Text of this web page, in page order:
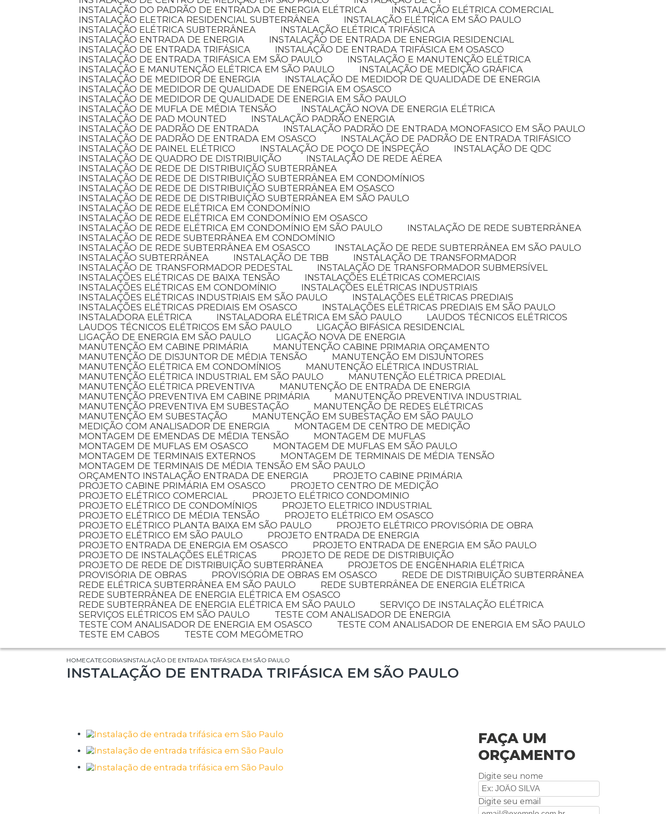
INSTALAÇÃO DO PADRÃO DE ENTRADA DE ENERGIA ELÉTRICA
INSTALAÇÃO ELÉTRICA COMERCIAL
INSTALAÇÃO ELETRICA RESIDENCIAL SUBTERRÂNEA
INSTALAÇÃO ELÉTRICA EM SÃO PAULO
INSTALAÇÃO ELÉTRICA SUBTERRÂNEA
INSTALAÇÃO ELÉTRICA TRIFÁSICA
INSTALAÇÃO ENTRADA DE ENERGIA
INSTALAÇÃO DE ENTRADA DE ENERGIA RESIDENCIAL
INSTALAÇÃO DE ENTRADA TRIFÁSICA
INSTALAÇÃO DE ENTRADA TRIFÁSICA EM OSASCO
INSTALAÇÃO DE ENTRADA TRIFÁSICA EM SÃO PAULO
INSTALAÇÃO E MANUTENÇÃO ELÉTRICA
INSTALAÇÃO E MANUTENÇÃO ELÉTRICA EM SÃO PAULO
INSTALAÇÃO DE MEDIÇÃO GRÁFICA
INSTALAÇÃO DE MEDIDOR DE ENERGIA
INSTALAÇÃO DE MEDIDOR DE QUALIDADE DE ENERGIA
INSTALAÇÃO DE MEDIDOR DE QUALIDADE DE ENERGIA EM OSASCO
INSTALAÇÃO DE MEDIDOR DE QUALIDADE DE ENERGIA EM SÃO PAULO
INSTALAÇÃO DE MUFLA DE MÉDIA TENSÃO
INSTALAÇÃO NOVA DE ENERGIA ELÉTRICA
INSTALAÇÃO DE PAD MOUNTED
INSTALAÇÃO PADRÃO ENERGIA
INSTALAÇÃO DE PADRÃO DE ENTRADA
INSTALAÇÃO PADRÃO DE ENTRADA MONOFASICO EM SÃO PAULO
INSTALAÇÃO DE PADRÃO DE ENTRADA EM OSASCO
INSTALAÇÃO DE PADRÃO DE ENTRADA TRIFÁSICO
INSTALAÇÃO DE PAINEL ELÉTRICO
INSTALAÇÃO DE POÇO DE INSPEÇÃO
INSTALAÇÃO DE QDC
INSTALAÇÃO DE QUADRO DE DISTRIBUIÇÃO
INSTALAÇÃO DE REDE AÉREA
INSTALAÇÃO DE REDE DE DISTRIBUIÇÃO SUBTERRÂNEA
INSTALAÇÃO DE REDE DE DISTRIBUIÇÃO SUBTERRÂNEA EM CONDOMÍNIOS
INSTALAÇÃO DE REDE DE DISTRIBUIÇÃO SUBTERRÂNEA EM OSASCO
INSTALAÇÃO DE REDE DE DISTRIBUIÇÃO SUBTERRÂNEA EM SÃO PAULO
INSTALAÇÃO DE REDE ELÉTRICA EM CONDOMÍNIO
INSTALAÇÃO DE REDE ELÉTRICA EM CONDOMÍNIO EM OSASCO
INSTALAÇÃO DE REDE ELÉTRICA EM CONDOMÍNIO EM SÃO PAULO
INSTALAÇÃO DE REDE SUBTERRÂNEA
INSTALAÇÃO DE REDE SUBTERRÂNEA EM CONDOMÍNIO
INSTALAÇÃO DE REDE SUBTERRÂNEA EM OSASCO
INSTALAÇÃO DE REDE SUBTERRÂNEA EM SÃO PAULO
INSTALAÇÃO SUBTERRÂNEA
INSTALAÇÃO DE TBB
INSTALAÇÃO DE TRANSFORMADOR
INSTALAÇÃO DE TRANSFORMADOR PEDESTAL
INSTALAÇÃO DE TRANSFORMADOR SUBMERSÍVEL
INSTALAÇÕES ELÉTRICAS DE BAIXA TENSÃO
INSTALAÇÕES ELÉTRICAS COMERCIAIS
INSTALAÇÕES ELÉTRICAS EM CONDOMÍNIO
INSTALAÇÕES ELÉTRICAS INDUSTRIAIS
INSTALAÇÕES ELÉTRICAS INDUSTRIAIS EM SÃO PAULO
INSTALAÇÕES ELÉTRICAS PREDIAIS
INSTALAÇÕES ELÉTRICAS PREDIAIS EM OSASCO
INSTALAÇÕES ELÉTRICAS PREDIAIS EM SÃO PAULO
INSTALADORA ELÉTRICA
INSTALADORA ELÉTRICA EM SÃO PAULO
LAUDOS TÉCNICOS ELÉTRICOS
LAUDOS TÉCNICOS ELÉTRICOS EM SÃO PAULO
LIGAÇÃO BIFÁSICA RESIDENCIAL
LIGAÇÃO DE ENERGIA EM SÃO PAULO
LIGAÇÃO NOVA DE ENERGIA
MANUTENÇÃO EM CABINE PRIMÁRIA
MANUTENÇÃO CABINE PRIMARIA ORÇAMENTO
MANUTENÇÃO DE DISJUNTOR DE MÉDIA TENSÃO
MANUTENÇÃO EM DISJUNTORES
MANUTENÇÃO ELÉTRICA EM CONDOMÍNIOS
MANUTENÇÃO ELÉTRICA INDUSTRIAL
MANUTENÇÃO ELÉTRICA INDUSTRIAL EM SÃO PAULO
MANUTENÇÃO ELÉTRICA PREDIAL
MANUTENÇÃO ELÉTRICA PREVENTIVA
MANUTENÇÃO DE ENTRADA DE ENERGIA
MANUTENÇÃO PREVENTIVA EM CABINE PRIMÁRIA
MANUTENÇÃO PREVENTIVA INDUSTRIAL
MANUTENÇÃO PREVENTIVA EM SUBESTAÇÃO
MANUTENÇÃO DE REDES ELÉTRICAS
MANUTENÇÃO EM SUBESTAÇÃO
MANUTENÇÃO EM SUBESTAÇÃO EM SÃO PAULO
MEDIÇÃO COM ANALISADOR DE ENERGIA
MONTAGEM DE CENTRO DE MEDIÇÃO
MONTAGEM DE EMENDAS DE MÉDIA TENSÃO
MONTAGEM DE MUFLAS
MONTAGEM DE MUFLAS EM OSASCO
MONTAGEM DE MUFLAS EM SÃO PAULO
MONTAGEM DE TERMINAIS EXTERNOS
MONTAGEM DE TERMINAIS DE MÉDIA TENSÃO
MONTAGEM DE TERMINAIS DE MÉDIA TENSÃO EM SÃO PAULO
ORÇAMENTO INSTALAÇÃO ENTRADA DE ENERGIA
PROJETO CABINE PRIMÁRIA
PROJETO CABINE PRIMÁRIA EM OSASCO
PROJETO CENTRO DE MEDIÇÃO
PROJETO ELÉTRICO COMERCIAL
PROJETO ELÉTRICO CONDOMINIO
PROJETO ELÉTRICO DE CONDOMÍNIOS
PROJETO ELETRICO INDUSTRIAL
PROJETO ELÉTRICO DE MÉDIA TENSÃO
PROJETO ELÉTRICO EM OSASCO
PROJETO ELÉTRICO PLANTA BAIXA EM SÃO PAULO
PROJETO ELÉTRICO PROVISÓRIA DE OBRA
PROJETO ELÉTRICO EM SÃO PAULO
PROJETO ENTRADA DE ENERGIA
PROJETO ENTRADA DE ENERGIA EM OSASCO
PROJETO ENTRADA DE ENERGIA EM SÃO PAULO
PROJETO DE INSTALAÇÕES ELÉTRICAS
PROJETO DE REDE DE DISTRIBUIÇÃO
PROJETO DE REDE DE DISTRIBUIÇÃO SUBTERRÂNEA
PROJETOS DE ENGENHARIA ELÉTRICA
PROVISÓRIA DE OBRAS
PROVISÓRIA DE OBRAS EM OSASCO
REDE DE DISTRIBUIÇÃO SUBTERRÂNEA
REDE ELÉTRICA SUBTERRÂNEA EM SÃO PAULO
REDE SUBTERRÂNEA DE ENERGIA ELÉTRICA
REDE SUBTERRÂNEA DE ENERGIA ELÉTRICA EM OSASCO
REDE SUBTERRÂNEA DE ENERGIA ELÉTRICA EM SÃO PAULO
SERVIÇO DE INSTALAÇÃO ELÉTRICA
SERVIÇOS ELÉTRICOS EM SÃO PAULO
TESTE COM ANALISADOR DE ENERGIA
TESTE COM ANALISADOR DE ENERGIA EM OSASCO
TESTE COM ANALISADOR DE ENERGIA EM SÃO PAULO
TESTE EM CABOS
TESTE COM MEGÔMETRO
HOMECATEGORIASINSTALAÇÃO DE ENTRADA TRIFÁSICA EM SÃO PAULO
INSTALAÇÃO DE ENTRADA TRIFÁSICA EM SÃO PAULO
FAÇA UM
ORÇAMENTO
Digite seu nome
Digite seu email